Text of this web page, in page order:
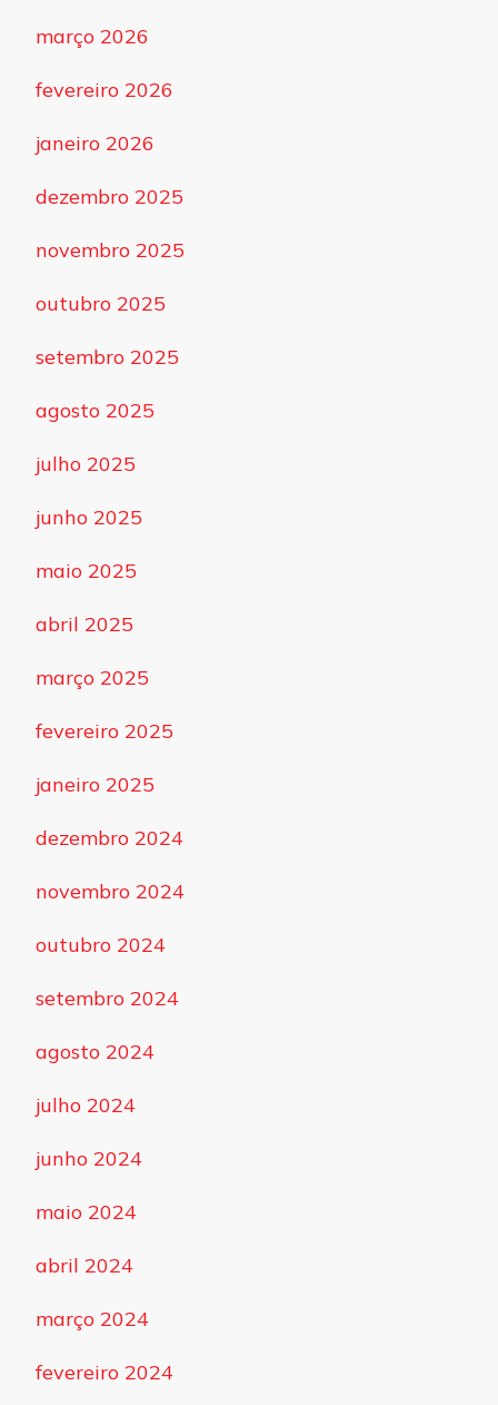
março 2026
fevereiro 2026
janeiro 2026
dezembro 2025
novembro 2025
outubro 2025
setembro 2025
agosto 2025
julho 2025
junho 2025
maio 2025
abril 2025
março 2025
fevereiro 2025
janeiro 2025
dezembro 2024
novembro 2024
outubro 2024
setembro 2024
agosto 2024
julho 2024
junho 2024
maio 2024
abril 2024
março 2024
fevereiro 2024